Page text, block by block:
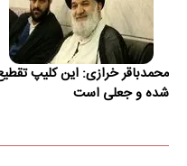
محمدباقر خرازی: این کلیپ
شده و جعلی است